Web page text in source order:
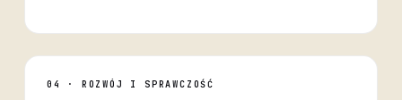
04 · ROZWÓJ I SPRAWCZOŚĆ